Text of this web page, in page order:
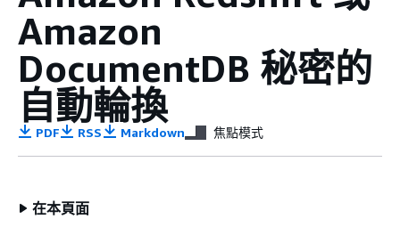
Amazon
DocumentDB 秘密的
自動輪換
PDF RSS Markdown 焦點模式
在本頁面